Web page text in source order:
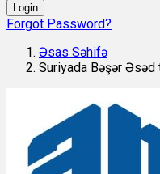
Login
Forgot Password?
Əsas Səhifə
Suriyada Bəşər Əsəd